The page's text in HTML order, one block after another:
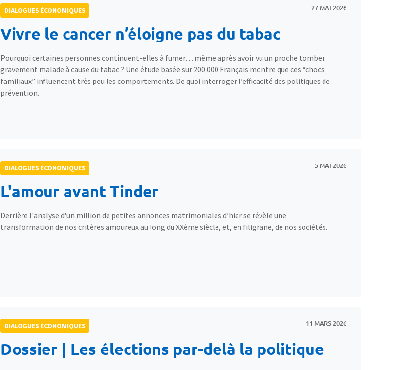
DIALOGUES ÉCONOMIQUES
Vivre le cancer n’éloigne pas du tabac
Pourquoi certaines personnes continuent-elles à fumer… même après avoir vu un proche tomber
gravement malade à cause du tabac ? Une étude basée sur 200 000 Français montre que ces “chocs
familiaux” influencent très peu les comportements. De quoi interroger l’efficacité des politiques de
prévention.
27 MAI 2026
DIALOGUES ÉCONOMIQUES
L'amour avant Tinder
Derrière l'analyse d'un million de petites annonces matrimoniales d’hier se révèle une
transformation de nos critères amoureux au long du XXème siècle, et, en filigrane, de nos sociétés.
5 MAI 2026
DIALOGUES ÉCONOMIQUES
Dossier | Les élections par-delà la politique
11 MARS 2026